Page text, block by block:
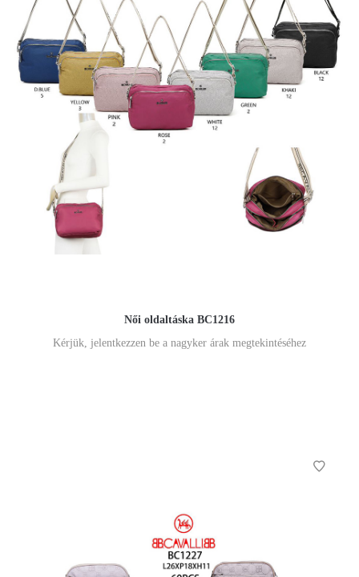
Női oldaltáska BC1216
Kérjük, jelentkezzen be a nagyker árak megtekintéséhez